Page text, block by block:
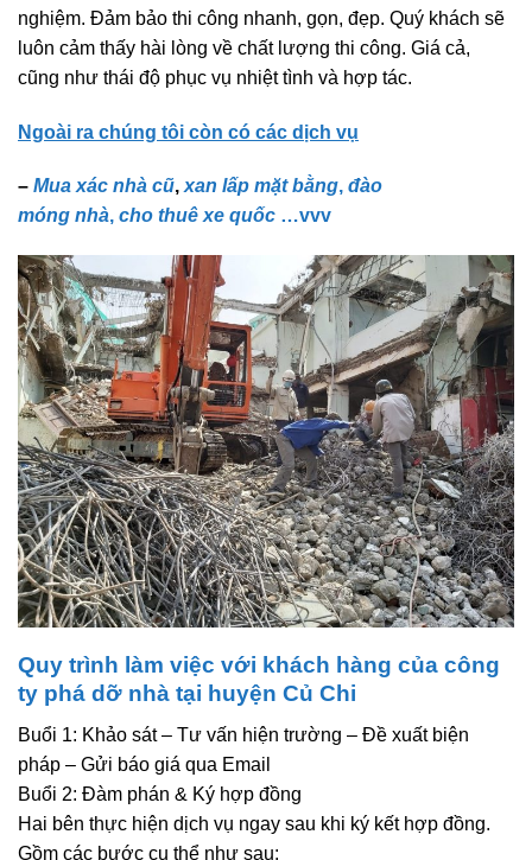
nghiệm. Đảm bảo thi công nhanh, gọn, đẹp. Quý khách sẽ
luôn cảm thấy hài lòng về chất lượng thi công. Giá cả,
cũng như thái độ phục vụ nhiệt tình và hợp tác.
Ngoài ra chúng tôi còn có các dịch vụ
– Mua xác nhà cũ, xan lấp mặt bằng, đào
móng nhà, cho thuê xe quốc …vvv
Quy trình làm việc với khách hàng của công
ty phá dỡ nhà tại huyện Củ Chi
Buổi 1: Khảo sát – Tư vấn hiện trường – Đề xuất biện
pháp – Gửi báo giá qua Email
Buổi 2: Đàm phán & Ký hợp đồng
Hai bên thực hiện dịch vụ ngay sau khi ký kết hợp đồng.
Gồm các bước cụ thể như sau: